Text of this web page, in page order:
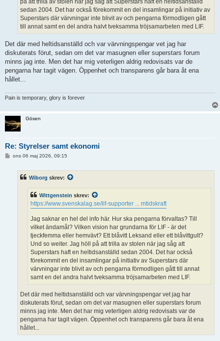
på att trilla av stolen när jag såg att Superstars haft en heltidsanställd
sedan 2004. Det har också förekommit en del insamlingar på initiativ av
Superstars där värvningar inte blivit av och pengarna förmodligen gått
till annat samt en del andra halvt tveksamma tröjsamarbeten med LIF.
Det där med heltidsanställd och var värvningspengar vet jag har
diskuterats förut, sedan om det var masugnen eller superstars forum
minns jag inte. Men det har mig veterligen aldrig redovisats var de
pengarna har tagit vägen. Öppenhet och transparens går bara åt ena
hållet...
Pain is temporary, glory is forever
Gösen
Re: Styrelser samt ekonomi
ons 06 maj 2026, 09:15
Wiborg skrev:
Wittgenstein skrev:
https://www.svenskalag.se/lif-supporter ... mtidskraft
Jag saknar en hel del info här. Hur ska pengarna förvaltas? Till
vilket ändamål? Vilken vision har grundarna för LIF - är det
tjeckfemma eller hemvävt? Ett blåvitt Leksand eller ett blåvittgult?
Und so weiter. Jag höll på att trilla av stolen när jag såg att
Superstars haft en heltidsanställd sedan 2004. Det har också
förekommit en del insamlingar på initiativ av Superstars där
värvningar inte blivit av och pengarna förmodligen gått till annat
samt en del andra halvt tveksamma tröjsamarbeten med LIF.
Det där med heltidsanställd och var värvningspengar vet jag har
diskuterats förut, sedan om det var masugnen eller superstars forum
minns jag inte. Men det har mig veterligen aldrig redovisats var de
pengarna har tagit vägen. Öppenhet och transparens går bara åt ena
hållet...